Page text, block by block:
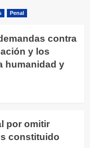
Penal
contra
y los
humanidad y
por omitir
constituido